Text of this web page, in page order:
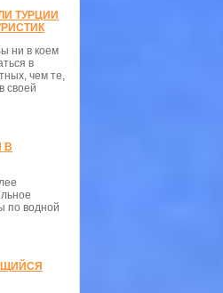
ТУРЦИИ
ни в коем
в
чем те,
своей
В
по водной